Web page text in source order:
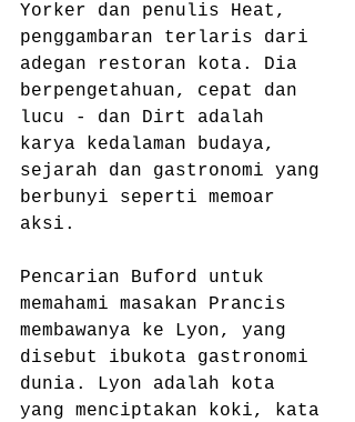
Yorker dan penulis Heat,
penggambaran terlaris dari
adegan restoran kota. Dia
berpengetahuan, cepat dan
lucu - dan Dirt adalah
karya kedalaman budaya,
sejarah dan gastronomi yang
berbunyi seperti memoar
aksi.
Pencarian Buford untuk
memahami masakan Prancis
membawanya ke Lyon, yang
disebut ibukota gastronomi
dunia. Lyon adalah kota
yang menciptakan koki, kata